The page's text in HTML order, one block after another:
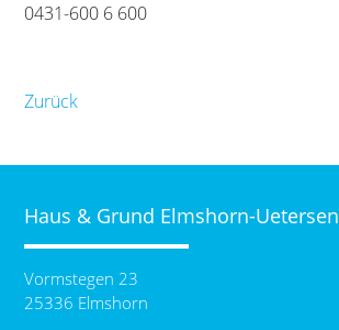
0431-600 6 600
Zurück
Haus & Grund Elmshorn-Uetersen
Vormstegen 23
25336 Elmshorn